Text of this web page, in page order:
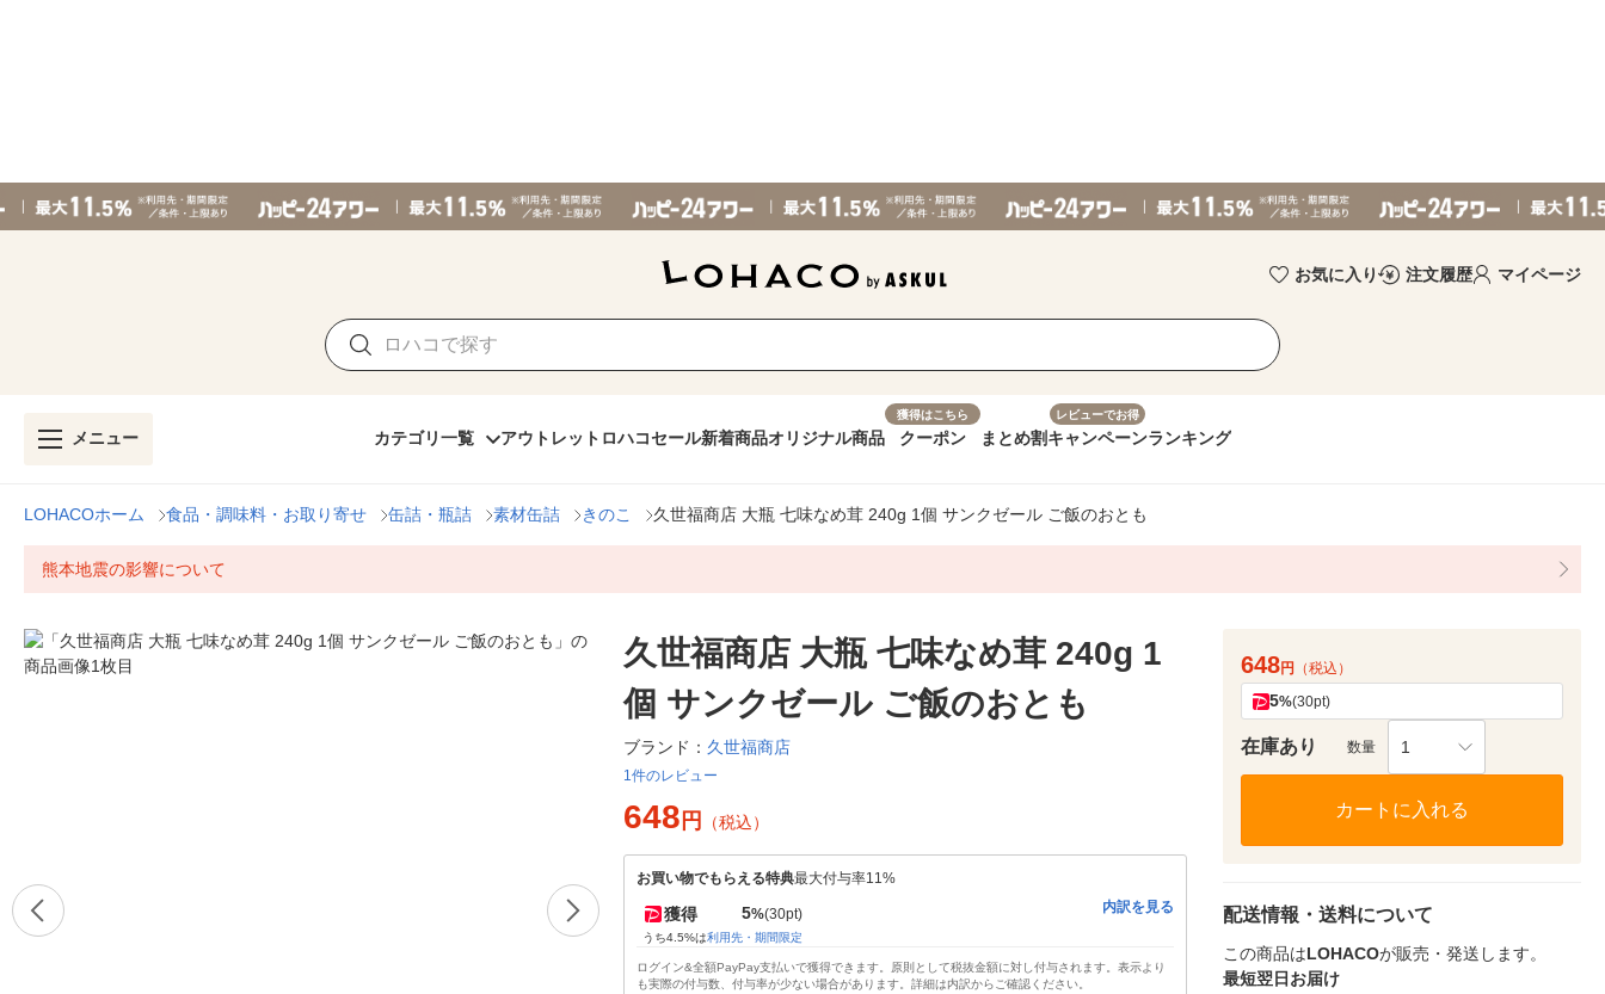
お気に入り 注文履歴 マイページ
メニュー カテゴリ一覧 アウトレット ロハコセール新着商品オリジナル商品
獲得はこちら
クーポン まとめ割
レビューでお得
キャンペーンランキング
LOHACOホーム 食品・調味料・お取り寄せ 缶詰・瓶詰 素材缶詰 きのこ 久世福商店 大瓶 七味なめ茸 240g 1個 サンクゼール ご飯のおとも
熊本地震の影響について
久世福商店 大瓶 七味なめ茸 240g 1
個 サンクゼール ご飯のおとも
ブランド： 久世福商店
1件のレビュー
648 円 （税込）
お買い物でもらえる特典最大付与率11%
獲得 5%(30pt)
うち4.5%は利用先・期間限定
内訳を見る
ログイン&全額PayPay支払いで獲得できます。原則として税抜金額に対し付与されます。表示より
も実際の付与数、付与率が少ない場合があります。詳細は内訳からご確認ください。
648円 （税込）
5%(30pt)
在庫あり 数量 1
カートに入れる
配送情報・送料について
この商品はLOHACOが販売・発送します。
最短翌日お届け